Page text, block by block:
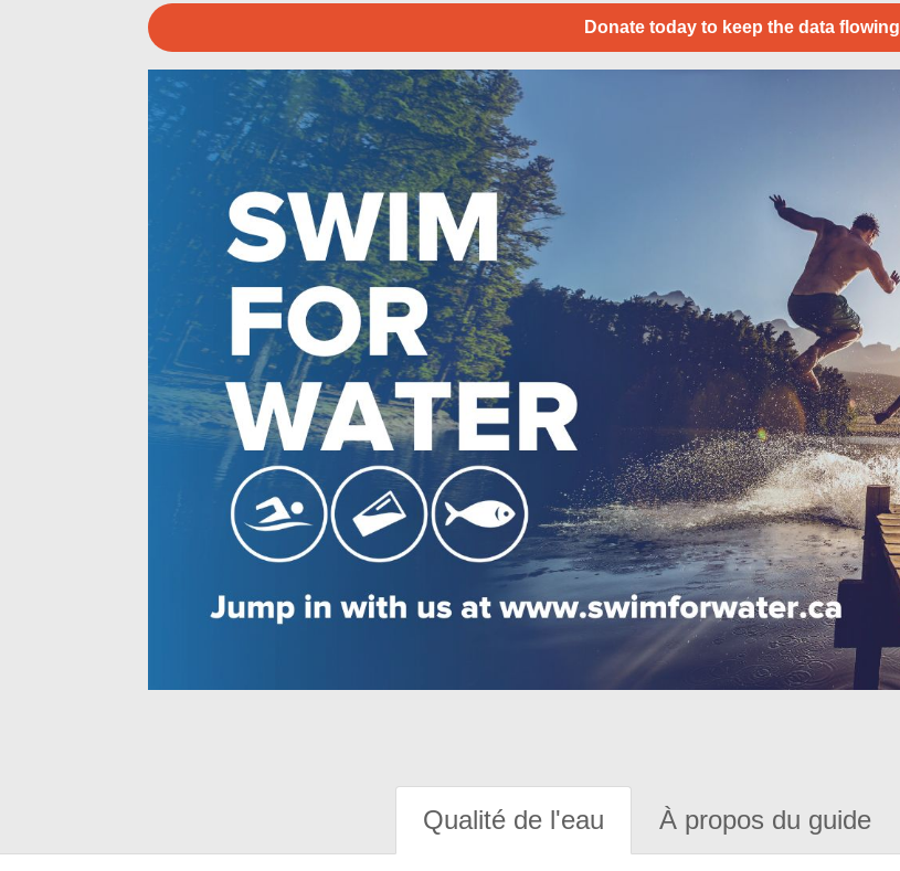
Donate today to keep the data flowing
Qualité de l'eau À propos du guide